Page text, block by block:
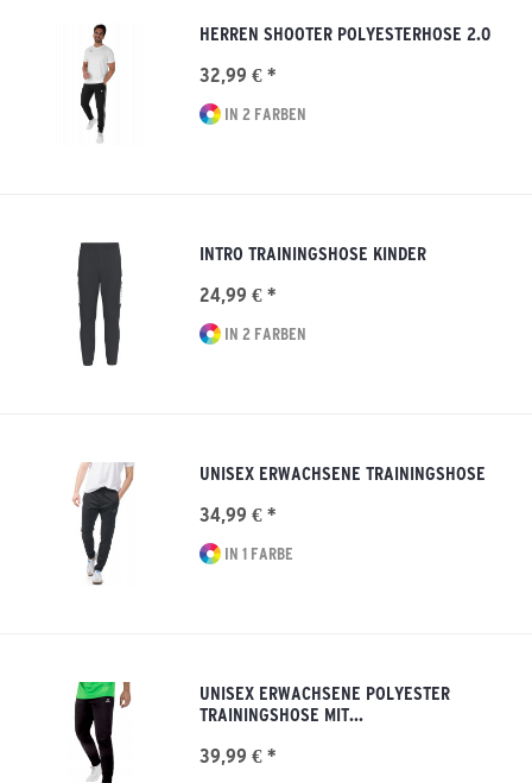
HERREN SHOOTER POLYESTERHOSE 2.0
32,99 € *
IN 2 FARBEN
INTRO TRAININGSHOSE KINDER
24,99 € *
IN 2 FARBEN
UNISEX ERWACHSENE TRAININGSHOSE
34,99 € *
IN 1 FARBE
UNISEX ERWACHSENE POLYESTER
TRAININGSHOSE MIT...
39,99 € *